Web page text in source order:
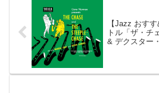
【Jazz おす
トル「ザ・チ
& デクスター